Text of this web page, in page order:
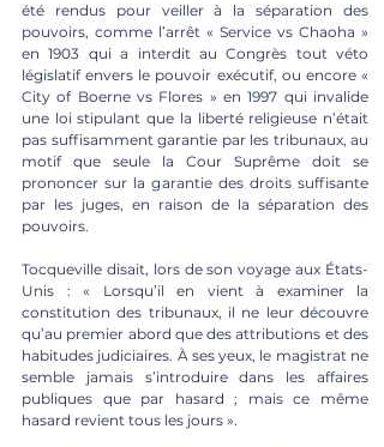
été rendus pour veiller à la séparation des
pouvoirs, comme l’arrêt « Service vs Chaoha »
en 1903 qui a interdit au Congrès tout véto
législatif envers le pouvoir exécutif, ou encore «
City of Boerne vs Flores » en 1997 qui invalide
une loi stipulant que la liberté religieuse n’était
pas suffisamment garantie par les tribunaux, au
motif que seule la Cour Suprême doit se
prononcer sur la garantie des droits suffisante
par les juges, en raison de la séparation des
pouvoirs.
Tocqueville disait, lors de son voyage aux États-
Unis : « Lorsqu’il en vient à examiner la
constitution des tribunaux, il ne leur découvre
qu’au premier abord que des attributions et des
habitudes judiciaires. À ses yeux, le magistrat ne
semble jamais s’introduire dans les affaires
publiques que par hasard ; mais ce même
hasard revient tous les jours ».